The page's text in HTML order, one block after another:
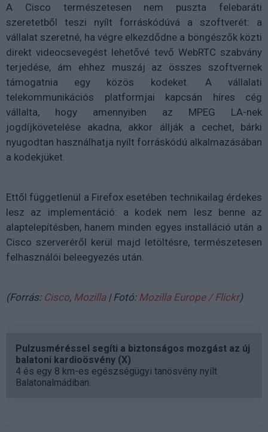
A Cisco természetesen nem puszta felebaráti
szeretetből teszi nyílt forráskódúvá a szoftverét: a
vállalat szeretné, ha végre elkezdődne a böngészők közti
direkt videocsevegést lehetővé tevő WebRTC szabvány
terjedése, ám ehhez muszáj az összes szoftvernek
támogatnia egy közös kodeket. A vállalati
telekommunikációs platformjai kapcsán híres cég
vállalta, hogy amennyiben az MPEG LA-nek
jogdíjkövetelése akadna, akkor állják a cechet, bárki
nyugodtan használhatja nyílt forráskódú alkalmazásában
a kodekjüket.
Ettől függetlenül a Firefox esetében technikailag érdekes
lesz az implementáció: a kodek nem lesz benne az
alaptelepítésben, hanem minden egyes installáció után a
Cisco szerveréről kerül majd letöltésre, természetesen
felhasználói beleegyezés után.
(Forrás: Cisco, Mozilla| Fotó: Mozilla Europe / Flickr)
Pulzusméréssel segíti a biztonságos mozgást az új
balatoni kardioösvény (X)
4 és egy 8 km-es egészségügyi tanösvény nyílt
Balatonalmádiban.